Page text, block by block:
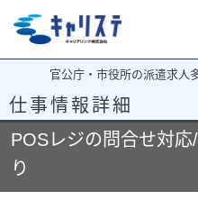
官公庁・市役所の派遣求人
仕事情報詳細
POSレジの問合せ対
り